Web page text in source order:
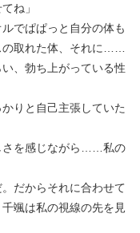
ね」
でぱぱっと自分の体も
の取れた体、それに……
、勃ち上がっている性
りと自己主張していた
さを感じながら……私の
だからそれに合わせて
颯は私の視線の先を見